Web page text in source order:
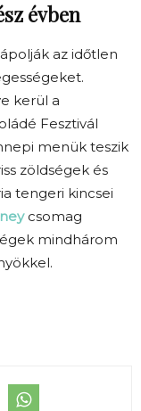
évben
az időtlen
kerül a
Fesztivál
menük teszik
zöldségek és
tengeri kincsei
csomag
mindhárom